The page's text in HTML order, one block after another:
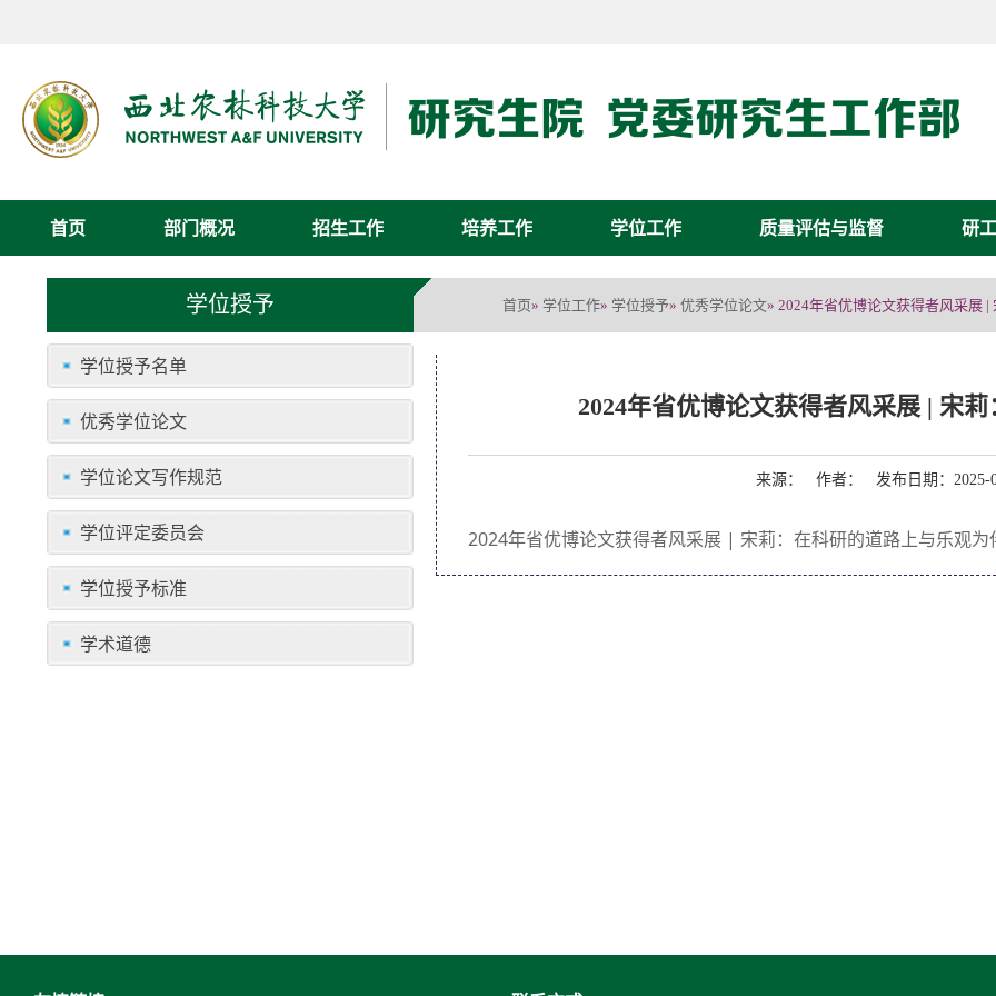
首页 部门概况 招生工作 培养工作 学位工作 质量评估与监督 研
学位授予 首页» 学位工作» 学位授予» 优秀学位论文» 2024年省优博论文获得者风采展
学位授予名单
优秀学位论文
学位论文写作规范
学位评定委员会
学位授予标准
学术道德
2024年省优博论文获得者风采展 | 宋
来源： 作者： 发布日期：
2024年省优博论文获得者风采展 | 宋莉：在科研的道路上与乐观为